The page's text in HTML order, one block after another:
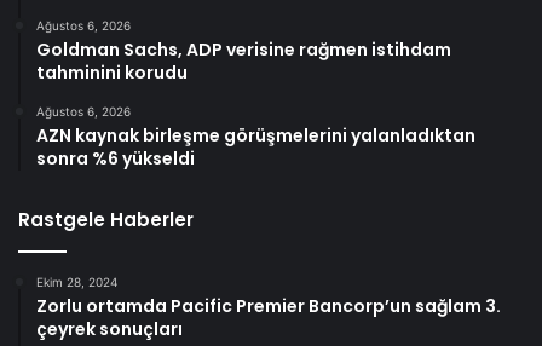
Ağustos 6, 2026
Goldman Sachs, ADP verisine rağmen istihdam
tahminini korudu
Ağustos 6, 2026
AZN kaynak birleşme görüşmelerini yalanladıktan
sonra %6 yükseldi
Rastgele Haberler
Ekim 28, 2024
Zorlu ortamda Pacific Premier Bancorp’un sağlam 3.
çeyrek sonuçları